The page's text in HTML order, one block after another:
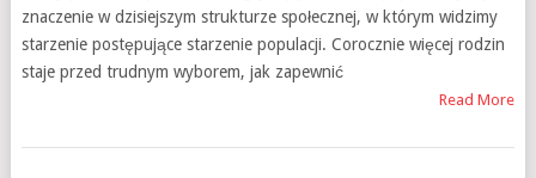
znaczenie w dzisiejszym strukturze społecznej, w którym widzimy
starzenie postępujące starzenie populacji. Corocznie więcej rodzin
staje przed trudnym wyborem, jak zapewnić
Read More